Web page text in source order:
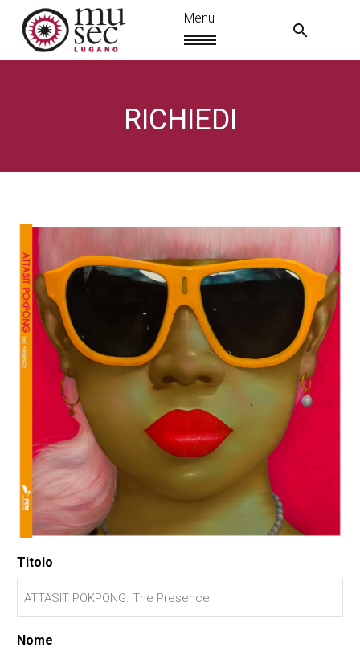
IT
RICHIEDI
Titolo
Nome